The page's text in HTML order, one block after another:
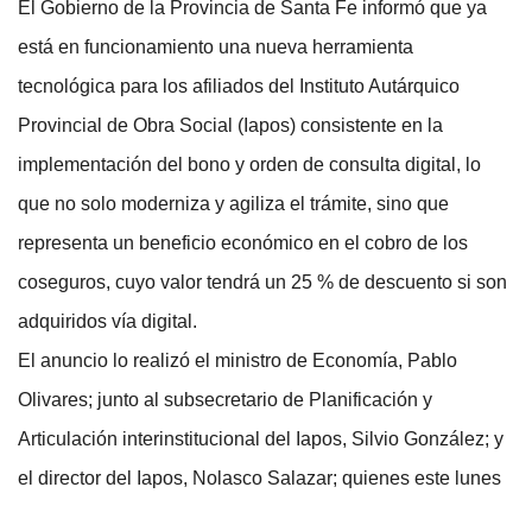
El Gobierno de la Provincia de Santa Fe informó que ya
está en funcionamiento una nueva herramienta
tecnológica para los afiliados del Instituto Autárquico
Provincial de Obra Social (Iapos) consistente en la
implementación del bono y orden de consulta digital, lo
que no solo moderniza y agiliza el trámite, sino que
representa un beneficio económico en el cobro de los
coseguros, cuyo valor tendrá un 25 % de descuento si son
adquiridos vía digital.
El anuncio lo realizó el ministro de Economía, Pablo
Olivares; junto al subsecretario de Planificación y
Articulación interinstitucional del Iapos, Silvio González; y
el director del Iapos, Nolasco Salazar; quienes este lunes